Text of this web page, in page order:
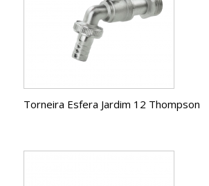
Torneira Esfera Jardim 12 Thompson